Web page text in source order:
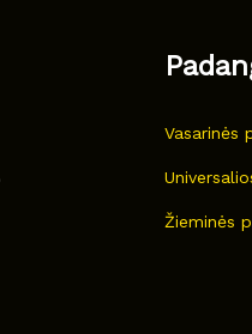
Vasarinės
Žieminės